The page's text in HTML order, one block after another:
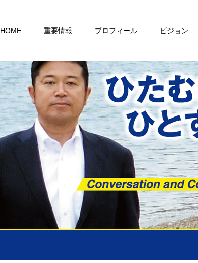
HOME 重要情報 プロフィール ビジョン